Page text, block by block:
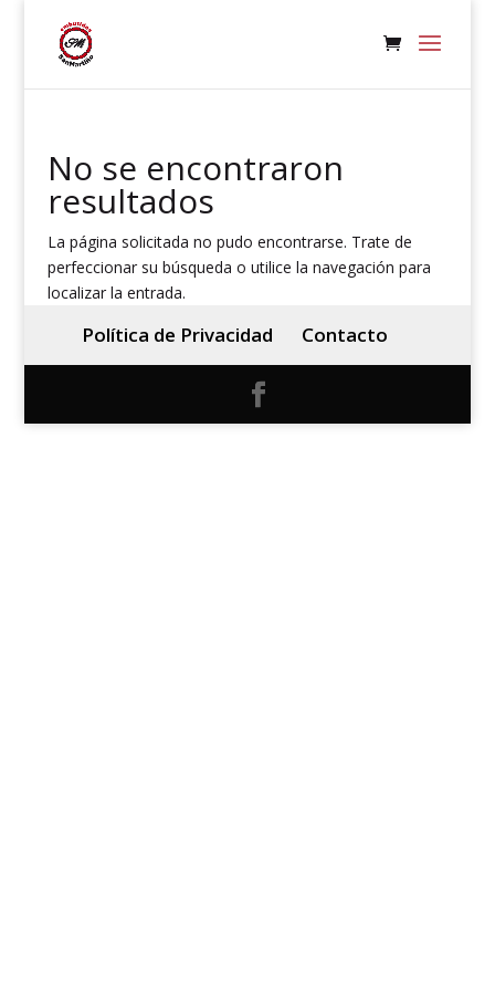
No se encontraron
resultados
La página solicitada no pudo encontrarse. Trate de
perfeccionar su búsqueda o utilice la navegación para
localizar la entrada.
Política de Privacidad Contacto